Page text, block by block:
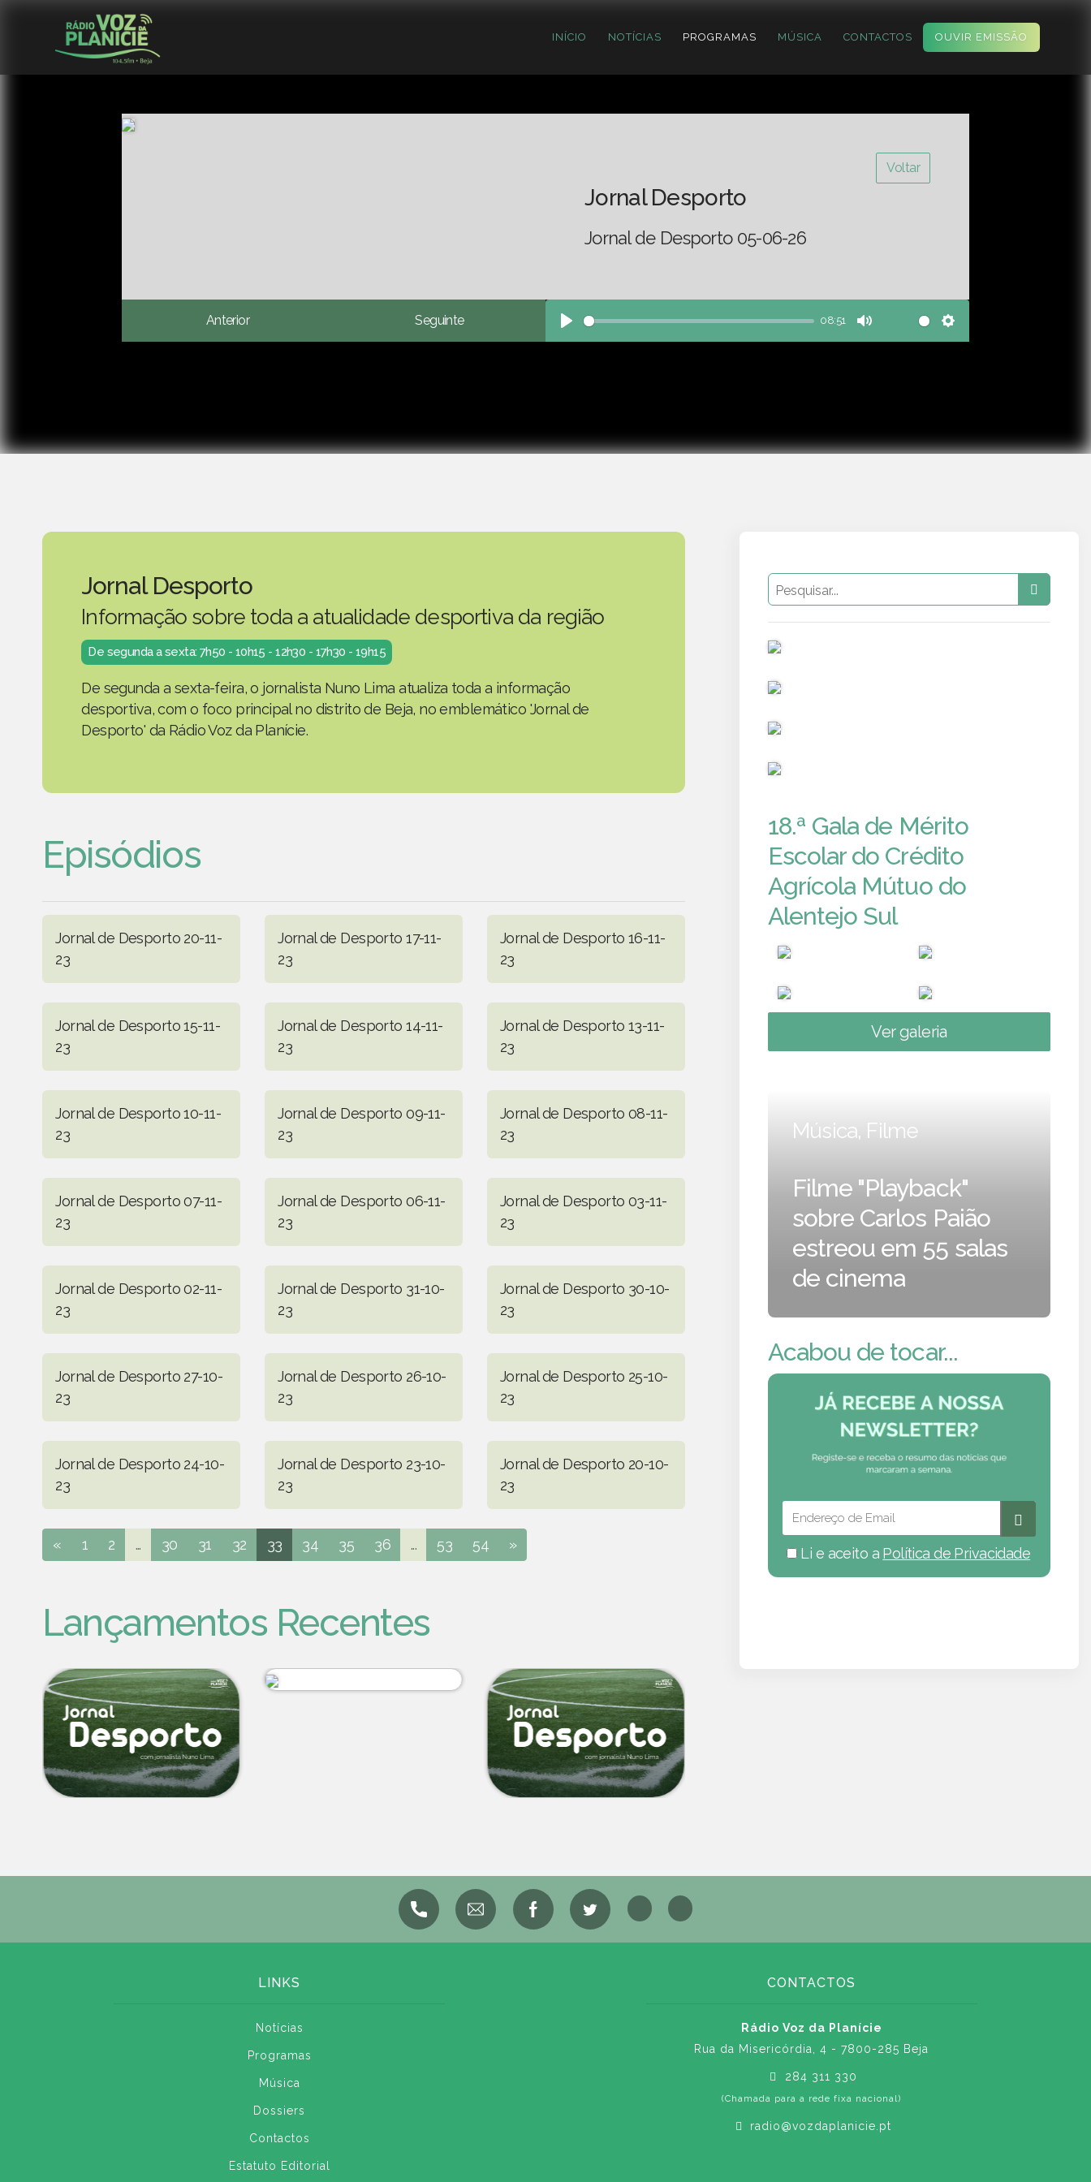
INÍCIO NOTÍCIAS PROGRAMAS MÚSICA CONTACTOS OUVIR EMISSÃO
Voltar
Jornal Desporto
Jornal de Desporto 05-06-26
Anterior Seguinte
Play
08:51
Mute Settings
Jornal Desporto
Informação sobre toda a atualidade desportiva da região
De segunda a sexta: 7h50 - 10h15 - 12h30 - 17h30 - 19h15
De segunda a sexta-feira, o jornalista Nuno Lima atualiza toda a informação
desportiva, com o foco principal no distrito de Beja, no emblemático 'Jornal de
Desporto' da Rádio Voz da Planície.
Episódios
Jornal de Desporto 20-11-
23
Jornal de Desporto 17-11-
23
Jornal de Desporto 16-11-
23
Jornal de Desporto 15-11-
23
Jornal de Desporto 14-11-
23
Jornal de Desporto 13-11-
23
Jornal de Desporto 10-11-
23
Jornal de Desporto 09-11-
23
Jornal de Desporto 08-11-
23
Jornal de Desporto 07-11-
23
Jornal de Desporto 06-11-
23
Jornal de Desporto 03-11-
23
Jornal de Desporto 02-11-
23
Jornal de Desporto 31-10-
23
Jornal de Desporto 30-10-
23
Jornal de Desporto 27-10-
23
Jornal de Desporto 26-10-
23
Jornal de Desporto 25-10-
23
Jornal de Desporto 24-10-
23
Jornal de Desporto 23-10-
23
Jornal de Desporto 20-10-
23
« 1 2 ... 30 31 32 33 34 35 36 ... 53 54 »
Lançamentos Recentes
18.ª Gala de Mérito
Escolar do Crédito
Agrícola Mútuo do
Alentejo Sul
Ver galeria
Música, Filme
Filme "Playback"
sobre Carlos Paião
estreou em 55 salas
de cinema
Acabou de tocar...
Li e aceito a Política de Privacidade
LINKS
Notícias
Programas
Música
Dossiers
Contactos
Estatuto Editorial
CONTACTOS
Rádio Voz da Planície
Rua da Misericórdia, 4 - 7800-285 Beja
284 311 330
(Chamada para a rede fixa nacional)
radio@vozdaplanicie.pt